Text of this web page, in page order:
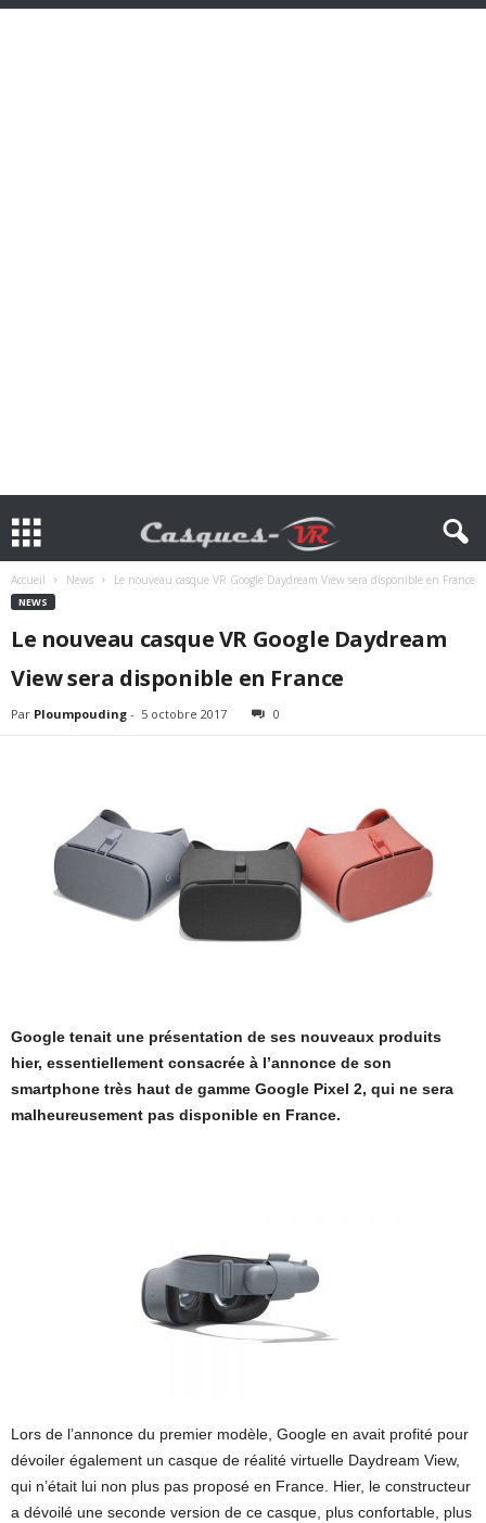
Accueil News Le nouveau casque VR Google Daydream View sera disponible en France
NEWS
Le nouveau casque VR Google Daydream
View sera disponible en France
Par Ploumpouding - 5 octobre 2017 0
Google tenait une présentation de ses nouveaux produits
hier, essentiellement consacrée à l’annonce de son
smartphone très haut de gamme Google Pixel 2, qui ne sera
malheureusement pas disponible en France.
Lors de l’annonce du premier modèle, Google en avait profité pour
dévoiler également un casque de réalité virtuelle Daydream View,
qui n’était lui non plus pas proposé en France. Hier, le constructeur
a dévoilé une seconde version de ce casque, plus confortable, plus